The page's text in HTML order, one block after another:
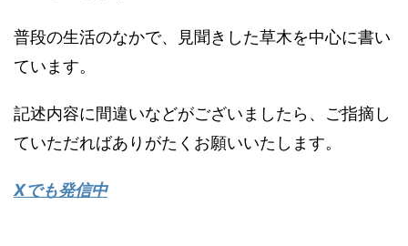
普段の生活のなかで、見聞きした草木を中心に書い
ています。
記述内容に間違いなどがございましたら、ご指摘し
ていただればありがたくお願いいたします。
Xでも発信中